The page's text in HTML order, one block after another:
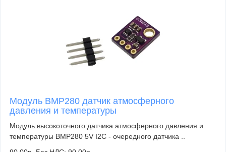
Модуль BMP280 датчик атмосферного
давления и температуры
Модуль высокоточного датчика атмосферного давления и
температуры BMP280 5V I2C - очередного датчика ..